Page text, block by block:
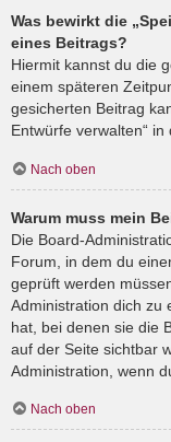
Was bewirkt die
eines Beitrags?
Hiermit kannst du die
einem späteren
gesicherten Beitrag
Entwürfe verwalten“
Nach oben
Warum muss mein
Die Board-
Forum, in dem du
geprüft werden
Administration dich zu
hat, bei denen sie die
auf der Seite sichtbar
Administration, wenn
Nach oben